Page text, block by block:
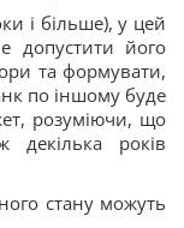
і більше), у цей
допустити його
та формувати,
по іншому буде
розуміючи, що
років
стану можуть